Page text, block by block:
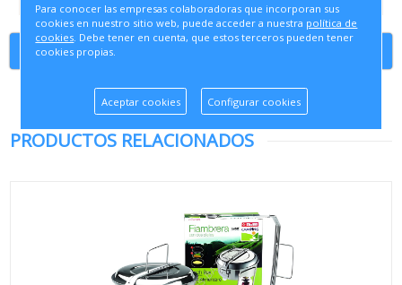
PRODUCTOS RELACIONADOS
Para conocer las empresas colaboradoras que incorporan sus
cookies en nuestro sitio web, puede acceder a nuestra política de
cookies. Debe tener en cuenta, que estos terceros pueden tener
cookies propias.
Aceptar cookies Configurar cookies